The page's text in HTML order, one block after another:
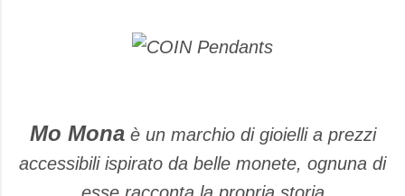
Mo Monaè un marchio di gioielli a prezzi
accessibili ispirato da belle monete, ognuna di